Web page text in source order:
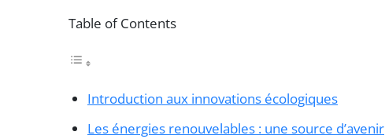
Table of Contents
Introduction aux innovations écologiques
Les énergies renouvelables : une source d’avenir